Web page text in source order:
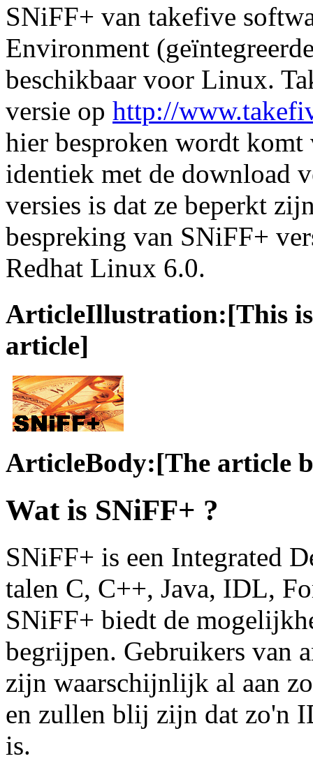
SNiFF+ van takefive
Environment
beschikbaar voor Linux.
versie op http://
hier besproken wordt
identiek met de download
versies is dat ze beperkt
bespreking van SNiFF+
Redhat Linux 6.0.
ArticleIllustration:[This
article]
ArticleBody:[The article
Wat is SNiFF+ ?
SNiFF+ is een Integrated
talen C, C++, Java, IDL,
SNiFF+ biedt de
begrijpen. Gebruikers van
zijn waarschijnlijk al aan
en zullen blij zijn dat zo'n
is.